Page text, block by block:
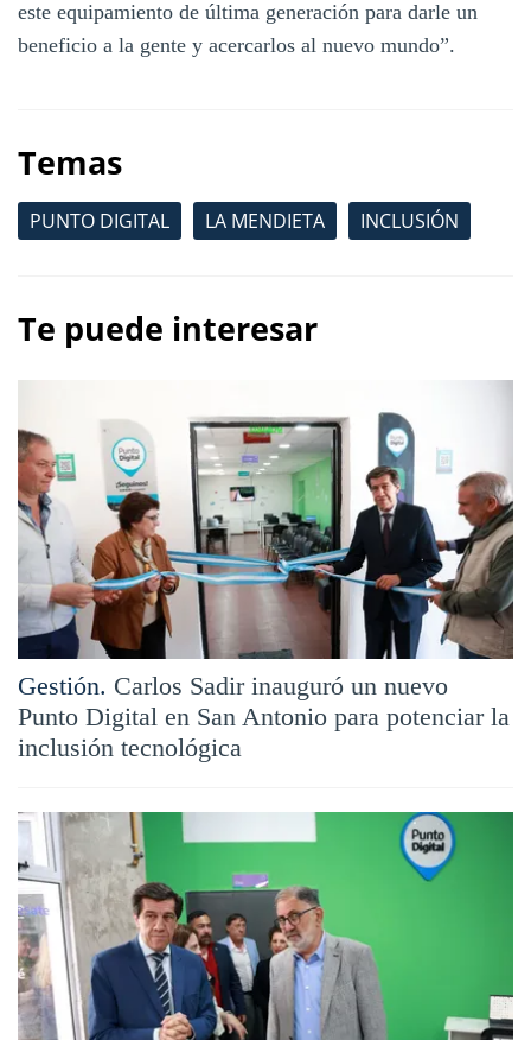
este equipamiento de última generación para darle un
beneficio a la gente y acercarlos al nuevo mundo”.
Temas
PUNTO DIGITAL LA MENDIETA INCLUSIÓN
Te puede interesar
Gestión. Carlos Sadir inauguró un nuevo
Punto Digital en San Antonio para potenciar la
inclusión tecnológica